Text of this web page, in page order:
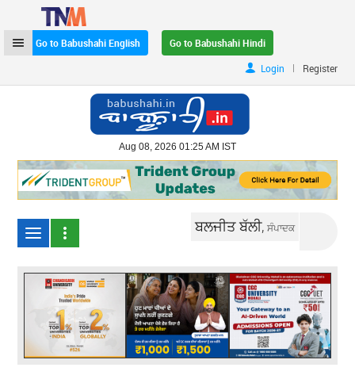
Go to Babushahi English
Go to Babushahi Hindi
Login
| Register
Aug 08, 2026 01:25 AM IST
ਬਲਜੀਤ ਬੱਲੀ,ਸੰਪਾਦਕ